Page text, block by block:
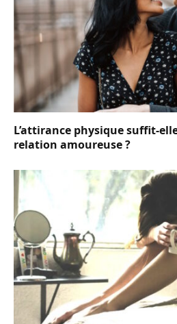
L’attirance physique suffit-
relation amoureuse ?